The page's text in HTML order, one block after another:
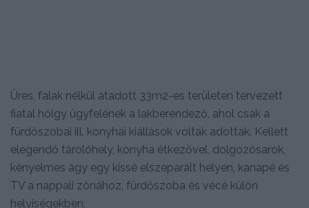
Üres, falak nélkül átadott 33m2-es területen tervezett
fiatal hölgy ügyfelének a lakberendező, ahol csak a
fürdőszobai ill. konyhai kiállások voltak adottak. Kellett
elegendő tárolóhely, konyha étkezővel, dolgozósarok,
kényelmes ágy egy kissé elszeparált helyen, kanapé és
TV a nappali zónához, fürdőszoba és vécé külön
helyiségekben.